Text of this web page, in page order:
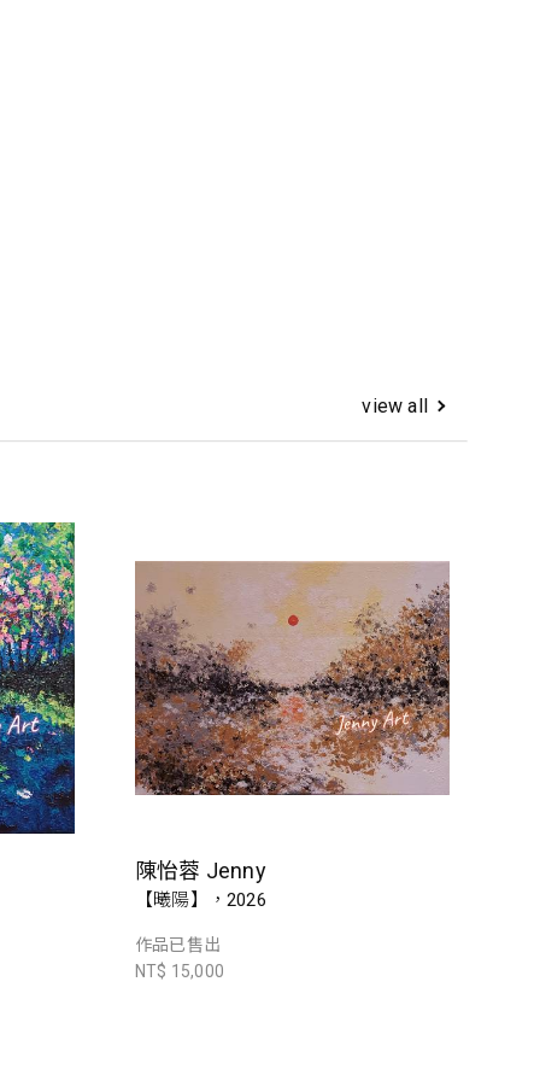
view all
陳怡蓉 Jenny
【曦陽】，2026
作品已售出
NT$ 15,000